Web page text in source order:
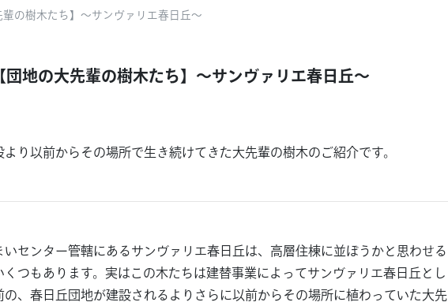
輩の樹木たち】～サンヴァリエ春日丘～
団地の大先輩の樹木たち】～サンヴァリエ春日丘～
り以前からその場所で生き続けてきた大先輩の樹木のご紹介です。
いセンター管轄にあるサンヴァリエ春日丘は、高層住棟に並ぼうかと思わせる
くつもあります。実はこの木たちは建替事業によってサンヴァリエ春日丘とし
の、春日丘団地が建設されるよりさらに以前からその場所に植わっていた大先